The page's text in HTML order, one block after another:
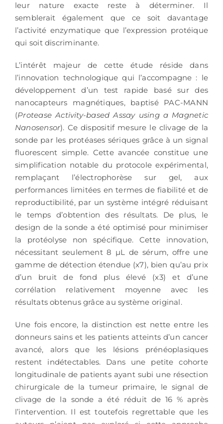
leur nature exacte reste à déterminer. Il
semblerait également que ce soit davantage
l’activité enzymatique que l’expression protéique
qui soit discriminante.
L’intérêt majeur de cette étude réside dans
l’innovation technologique qui l’accompagne : le
développement d’un test rapide basé sur des
nanocapteurs magnétiques, baptisé PAC-MANN
(Protease Activity-based Assay using a Magnetic
Nanosensor). Ce dispositif mesure le clivage de la
sonde par les protéases sériques grâce à un signal
fluorescent simple. Cette avancée constitue une
simplification notable du protocole expérimental,
remplaçant l’électrophorèse sur gel, aux
performances limitées en termes de fiabilité et de
reproductibilité, par un système intégré réduisant
le temps d’obtention des résultats. De plus, le
design de la sonde a été optimisé pour minimiser
la protéolyse non spécifique. Cette innovation,
nécessitant seulement 8 µL de sérum, offre une
gamme de détection étendue (x7), bien qu’au prix
d’un bruit de fond plus élevé (x3) et d’une
corrélation relativement moyenne avec les
résultats obtenus grâce au système original.
Une fois encore, la distinction est nette entre les
donneurs sains et les patients atteints d’un cancer
avancé, alors que les lésions prénéoplasiques
restent indétectables. Dans une petite cohorte
longitudinale de patients ayant subi une résection
chirurgicale de la tumeur primaire, le signal de
clivage de la sonde a été réduit de 16 % après
l’intervention. Il est toutefois regrettable que les